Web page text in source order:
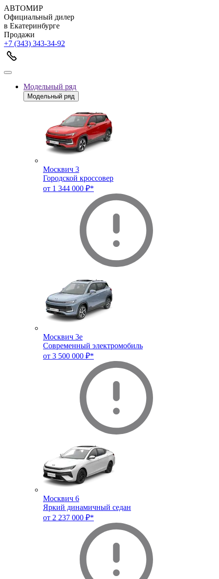
АВТОМИР
Официальный дилер
в Екатеринбурге
Продажи
+7 (343) 343-34-92
Модельный ряд
Модельный ряд
Москвич 3
Городской кроссовер
от 1 344 000 ₽*
Москвич 3e
Современный электромобиль
от 3 500 000 ₽*
Москвич 6
Яркий динамичный седан
от 2 237 000 ₽*